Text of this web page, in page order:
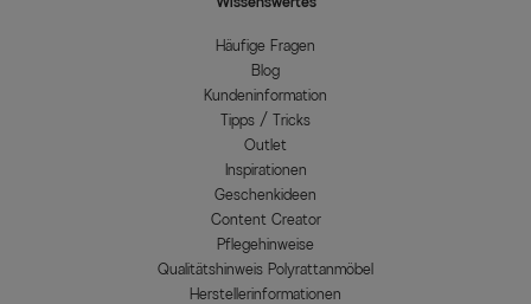
Häufige Fragen
Blog
Kundeninformation
Tipps / Tricks
Outlet
Inspirationen
Geschenkideen
Content Creator
Pflegehinweise
Qualitätshinweis Polyrattanmöbel
Herstellerinformationen